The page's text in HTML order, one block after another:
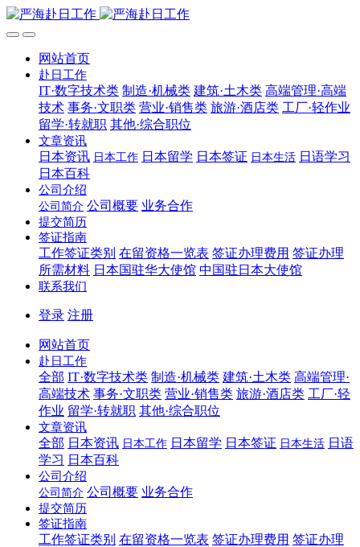
网站首页
赴日工作
IT·数字技术类 制造·机械类 建筑·土木类 高端管理·高端
技术 事务·文职类 营业·销售类 旅游·酒店类 工厂·轻作业
留学·转就职 其他·综合职位
文章资讯
日本资讯 日本工作 日本留学 日本签证 日本生活 日语学习
日本百科
公司介绍
公司简介 公司概要 业务合作
提交简历
签证指南
工作签证类别 在留资格一览表 签证办理费用 签证办理
所需材料 日本国驻华大使馆 中国驻日本大使馆
联系我们
登录 注册
网站首页
赴日工作
全部 IT·数字技术类 制造·机械类 建筑·土木类 高端管理·
高端技术 事务·文职类 营业·销售类 旅游·酒店类 工厂·轻
作业 留学·转就职 其他·综合职位
文章资讯
全部 日本资讯 日本工作 日本留学 日本签证 日本生活 日语
学习 日本百科
公司介绍
公司简介 公司概要 业务合作
提交简历
签证指南
工作签证类别 在留资格一览表 签证办理费用 签证办理